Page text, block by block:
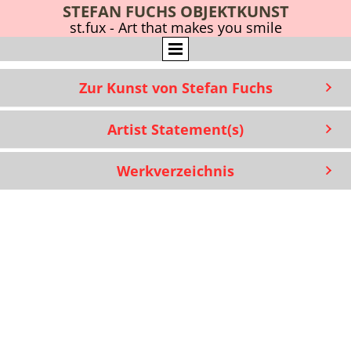
STEFAN FUCHS OBJEKTKUNST
st.fux - Art that makes you smile
Zur Kunst von Stefan Fuchs
Artist Statement(s)
Werkverzeichnis